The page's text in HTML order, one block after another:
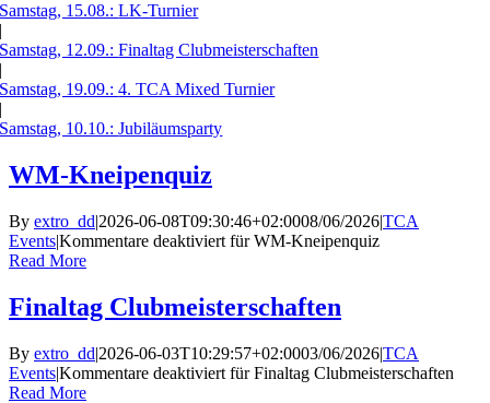
Samstag, 15.08.:LK-Turnier
|
Samstag, 12.09.:Finaltag Clubmeisterschaften
|
Samstag, 19.09.:4. TCA Mixed Turnier
|
Samstag, 10.10.:Jubiläumsparty
WM-Kneipenquiz
By extro_dd|2026-06-08T09:30:46+02:0008/06/2026|TCA
Events|Kommentare deaktiviert für WM-Kneipenquiz
Read More
Finaltag Clubmeisterschaften
By extro_dd|2026-06-03T10:29:57+02:0003/06/2026|TCA
Events|Kommentare deaktiviert für Finaltag Clubmeisterschaften
Read More